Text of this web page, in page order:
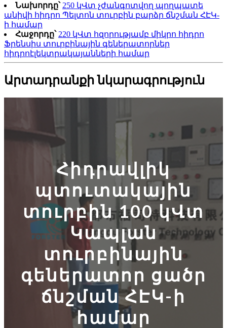
Նախորդը՝ 250 կՎտ չժանգոտվող պողպատե
անիվի հիդրո Պելտոն տուրբին բարձր ճնշման ՀԷԿ-
ի համար
Հաջորդը՝ 220 կՎտ հզորությամբ միկրո հիդրո
Ֆրենսիս տուրբինային գեներատորներ
հիդրոէլեկտրակայանների համար
Արտադրանքի նկարագրություն
Հիդրավլիկ
պտուտակային
տուրբին 100 կՎտ
Կապլան
տուրբինային
գեներատոր ցածր
ճնշման ՀԷԿ-ի
համար